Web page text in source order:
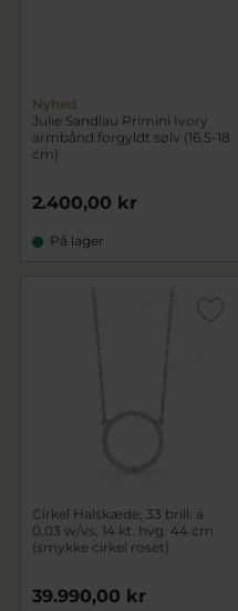
Nyhed
Julie Sandlau Primini Ivory
armbånd forgyldt sølv (16,5-18
cm)
2.400,00 kr
På lager
Cirkel Halskæde, 33 brill. á
0,03 w/vs, 14 kt. hvg. 44 cm
(smykke cirkel roset)
39.990,00 kr